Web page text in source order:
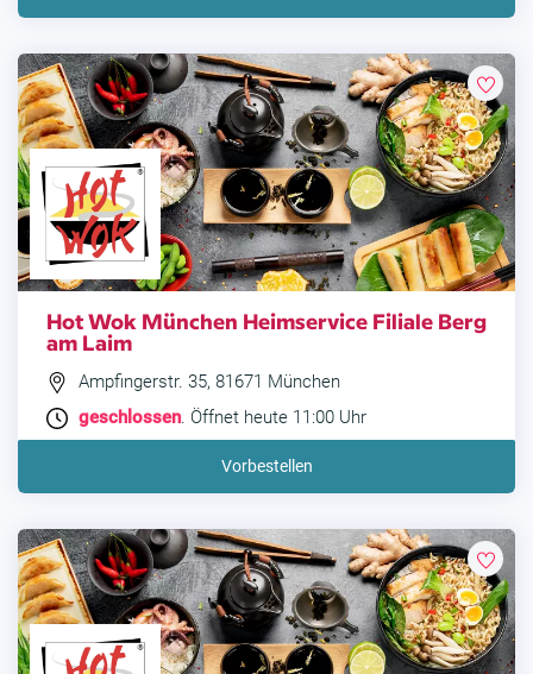
Hot Wok München Heimservice Filiale Berg
am Laim
Ampfingerstr. 35, 81671 München
geschlossen. Öffnet heute 11:00 Uhr
Vorbestellen